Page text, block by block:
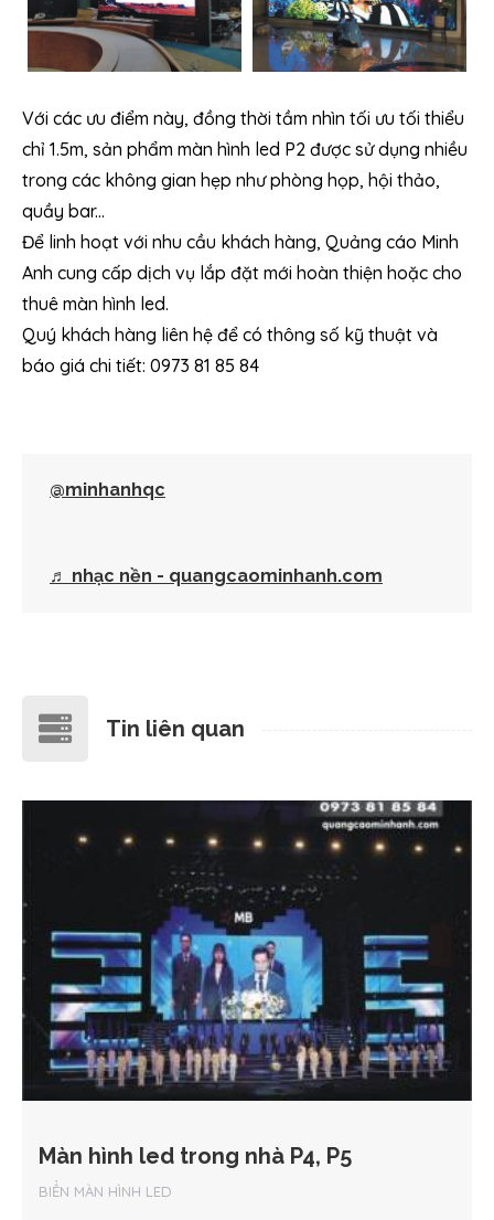
Với các ưu điểm này, đồng thời tầm nhìn tối ưu tối thiểu
chỉ 1.5m, sản phẩm màn hình led P2 được sử dụng nhiều
trong các không gian hẹp như phòng họp, hội thảo,
quầy bar...
Để linh hoạt với nhu cầu khách hàng, Quảng cáo Minh
Anh cung cấp dịch vụ lắp đặt mới hoàn thiện hoặc cho
thuê màn hình led.
Quý khách hàng liên hệ để có thông số kỹ thuật và
báo giá chi tiết: 0973 81 85 84
@minhanhqc
♬ nhạc nền - quangcaominhanh.com
Tin liên quan
Màn hình led trong nhà P4, P5
BIỂN MÀN HÌNH LED